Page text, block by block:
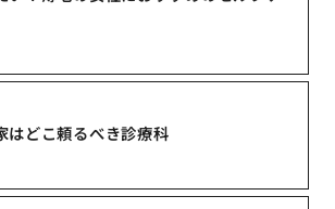
はどこ頼るべき診療科